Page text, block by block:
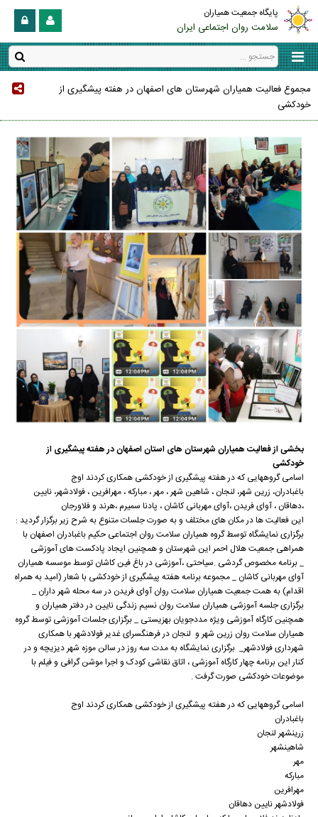
پایگاه جمعیت همیاران
سلامت روان اجتماعی ایران
مجموع فعالیت همیاران شهرستان های اصفهان در هفته پیشگیری از
خودکشی
بخشی از فعالیت همیاران شهرستان های استان اصفهان در هفتهپیشگیری از
خودکشی
اسامی گروههایی که در هفته پیشگیری از خودکشی همکاری کردند اوج
باغبادران، زرین شهر، لنجان ، شاهین شهر ، مهر ، مبارکه ، مهرافرین ، فولادشهر، نایین
،دهاقان ، آوای فریدن ،آوای مهربانی کاشان ، پادنا سمیرم ،هرند و فلاورجان
این فعاليت ها در مکان های مختلف و به صورت جلسات متنوع به شرح زیر برگزار گردید :
برگزاری نمایشگاه توسط گروه همیاران سلامت روان اجتماعی حکیم باغبادران اصفهان با
همراهی جمعیت هلال احمر این شهرستان و همچنین ایجاد پادکست های آموزشی
_ برنامه مخصوص گردشی .سیاحتی ،آموزشی در باغ فین کاشان توسط موسسه همیاران
آوای مهربانی کاشان _ مجموعه برنامه هفته پیشگیری از خودکشی با شعار (امید به همراه
اقدام) به همت جمعیت همیاران سلامت روان آوای فریدن در سه محله شهر داران _
برگزاری جلسه آموزشی همیاران سلامت روان نسیم زندگی نایین در دفتر همیاران و
همچنین کارگاه آموزشی ویژه مددجویان بهزیستی _ برگزاری جلسات آموزشی توسط گروه
همیاران سلامت روان زرین شهر و لنجان در فرهنگسرای غدیر فولادشهر با همکاری
شهرداری فولادشهر_ برگزاری نمایشگاه به مدت سه روز در سالن موزه شهر دیزیچه و در
کنار این برنامه چهار کارگاه آموزشی ، اتاق نقاشی کودک و اجرا موشن گرافی و فیلم با
موضوعات خودکشی صورت گرفت .
اسامی گروههایی که در هفته پیشگیری از خودکشی همکاری کردند اوج
باغبادران
زرینشهر لنجان
شاهینشهر
مهر
مبارکه
مهرافرین
فولادشهر نایین دهاقان